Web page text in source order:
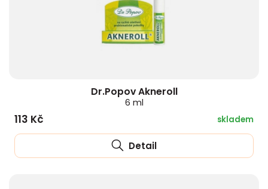
Dr.Popov Akneroll
6 ml
113 Kč skladem
Detail